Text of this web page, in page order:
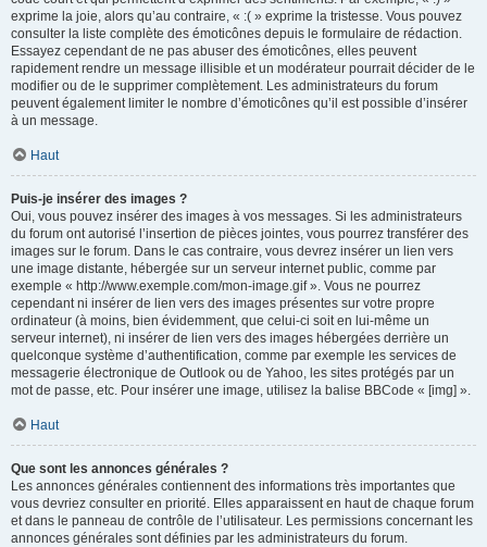
exprime la joie, alors qu’au contraire, « :( » exprime la tristesse. Vous pouvez
consulter la liste complète des émoticônes depuis le formulaire de rédaction.
Essayez cependant de ne pas abuser des émoticônes, elles peuvent
rapidement rendre un message illisible et un modérateur pourrait décider de le
modifier ou de le supprimer complètement. Les administrateurs du forum
peuvent également limiter le nombre d’émoticônes qu’il est possible d’insérer
à un message.
Haut
Puis-je insérer des images ?
Oui, vous pouvez insérer des images à vos messages. Si les administrateurs
du forum ont autorisé l’insertion de pièces jointes, vous pourrez transférer des
images sur le forum. Dans le cas contraire, vous devrez insérer un lien vers
une image distante, hébergée sur un serveur internet public, comme par
exemple « http://www.exemple.com/mon-image.gif ». Vous ne pourrez
cependant ni insérer de lien vers des images présentes sur votre propre
ordinateur (à moins, bien évidemment, que celui-ci soit en lui-même un
serveur internet), ni insérer de lien vers des images hébergées derrière un
quelconque système d’authentification, comme par exemple les services de
messagerie électronique de Outlook ou de Yahoo, les sites protégés par un
mot de passe, etc. Pour insérer une image, utilisez la balise BBCode « [img] ».
Haut
Que sont les annonces générales ?
Les annonces générales contiennent des informations très importantes que
vous devriez consulter en priorité. Elles apparaissent en haut de chaque forum
et dans le panneau de contrôle de l’utilisateur. Les permissions concernant les
annonces générales sont définies par les administrateurs du forum.